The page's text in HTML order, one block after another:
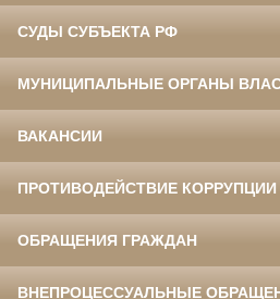
СУДЫ СУБЪЕКТА РФ
МУНИЦИПАЛЬНЫЕ ОРГАНЫ
ВАКАНСИИ
ПРОТИВОДЕЙСТВИЕ КОРРУПЦИИ
ОБРАЩЕНИЯ ГРАЖДАН
ВНЕПРОЦЕССУАЛЬНЫЕ